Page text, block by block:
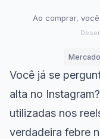
Ao comprar,
Você já se
alta no
utilizadas nos
verdadeira febre